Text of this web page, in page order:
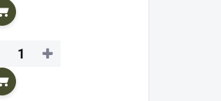
Do košíku
+
Do košíku